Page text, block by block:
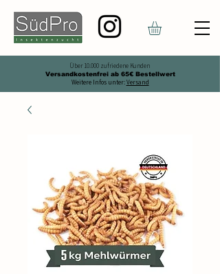
Über 10.000 zufriedene Kunden
Versandkostenfrei ab 65€ Bestellwert
Weitere Infos unter:Versand